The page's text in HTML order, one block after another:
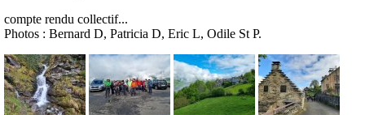
compte rendu collectif...
Photos : Bernard D, Patricia D, Eric L, Odile St P.